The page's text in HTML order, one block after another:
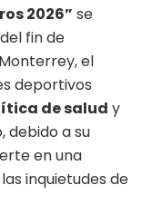
2026” se
fin de
el
deportivos
de salud y
debido a su
en una
inquietudes de